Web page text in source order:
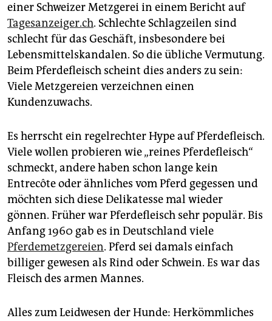
berlin
nord
wahrheit
verlag
veranstaltungen
shop
fragen & hilfe
unterstützen
abo
genossenschaft
epaper login
einer Schweizer Metzgerei in einem Bericht auf
Tagesanzeiger.ch. Schlechte Schlagzeilen sind
schlecht für das Geschäft, insbesondere bei
Lebensmittelskandalen. So die übliche Vermutung.
Beim Pferdefleisch scheint dies anders zu sein:
Viele Metzgereien verzeichnen einen
Kundenzuwachs.
Es herrscht ein regelrechter Hype auf Pferdefleisch.
Viele wollen probieren wie „reines Pferdefleisch“
schmeckt, andere haben schon lange kein
Entrecôte oder ähnliches vom Pferd gegessen und
möchten sich diese Delikatesse mal wieder
gönnen. Früher war Pferdefleisch sehr populär. Bis
Anfang 1960 gab es in Deutschland viele
Pferdemetzgereien. Pferd sei damals einfach
billiger gewesen als Rind oder Schwein. Es war das
Fleisch des armen Mannes.
Alles zum Leidwesen der Hunde: Herkömmliches